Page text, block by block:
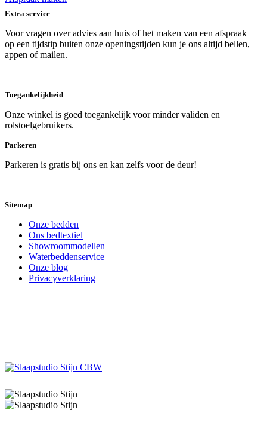
Extra service
Voor vragen over advies aan huis of het maken van een afspraak
op een tijdstip buiten onze openingstijden kun je ons altijd bellen,
appen of mailen.
Toegankelijkheid
Onze winkel is goed toegankelijk voor minder validen en
rolstoelgebruikers.
Parkeren
Parkeren is gratis bij ons en kan zelfs voor de deur!
Sitemap
Onze bedden
Ons bedtextiel
Showroommodellen
Waterbeddenservice
Onze blog
Privacyverklaring